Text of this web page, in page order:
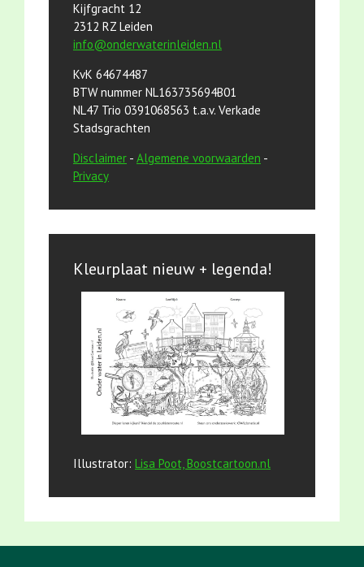
Kijfgracht 12
2312 RZ Leiden
info@onderwaterinleiden.nl
KvK 64674487
BTW nummer NL163735694B01
NL47 Trio 0391068563 t.a.v. Verkade
Stadsgrachten
Disclaimer - Algemene voorwaarden -
Privacy
Kleurplaat nieuw + legenda!
Illustrator: Lisa Poot, Boostcartoon.nl